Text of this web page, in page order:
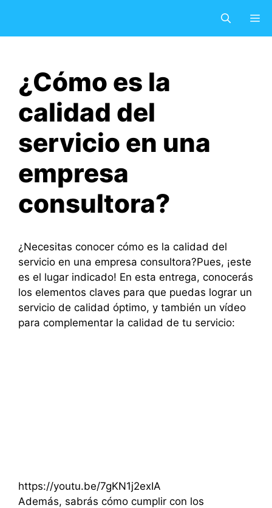
contenido
¿Cómo es la
calidad del
servicio en una
empresa
consultora?
¿Necesitas conocer cómo es la calidad del
servicio en una empresa consultora?Pues, ¡este
es el lugar indicado! En esta entrega, conocerás
los elementos claves para que puedas lograr un
servicio de calidad óptimo, y también un vídeo
para complementar la calidad de tu servicio:
https://youtu.be/7gKN1j2exIA
Además, sabrás cómo cumplir con los